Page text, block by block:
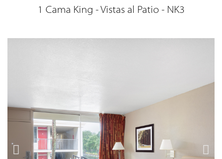
1 Cama King - Vistas al Patio - NK3